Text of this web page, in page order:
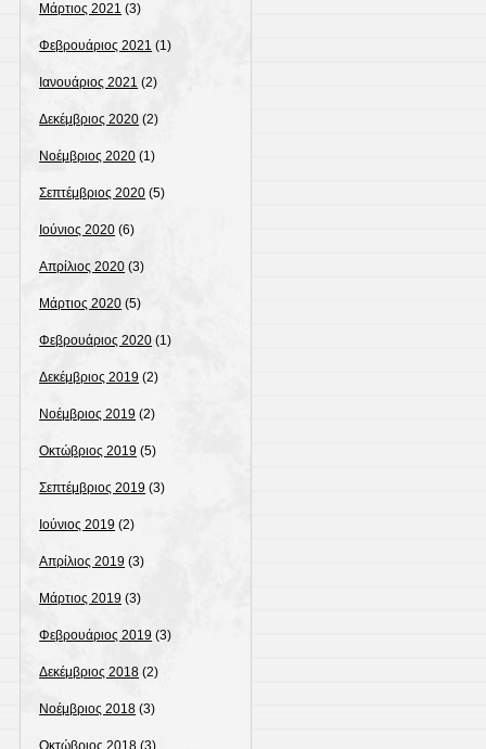
Μάρτιος 2021 (3)
Φεβρουάριος 2021 (1)
Ιανουάριος 2021 (2)
Δεκέμβριος 2020 (2)
Νοέμβριος 2020 (1)
Σεπτέμβριος 2020 (5)
Ιούνιος 2020 (6)
Απρίλιος 2020 (3)
Μάρτιος 2020 (5)
Φεβρουάριος 2020 (1)
Δεκέμβριος 2019 (2)
Νοέμβριος 2019 (2)
Οκτώβριος 2019 (5)
Σεπτέμβριος 2019 (3)
Ιούνιος 2019 (2)
Απρίλιος 2019 (3)
Μάρτιος 2019 (3)
Φεβρουάριος 2019 (3)
Δεκέμβριος 2018 (2)
Νοέμβριος 2018 (3)